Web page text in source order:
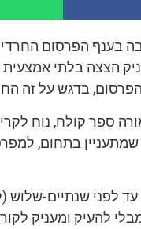
בענף הפרסום
הצצה בלתי אמצעית
בדגש על זה
ספר קולח, נוח
בתחום,
לפני שנתיים-שלוש